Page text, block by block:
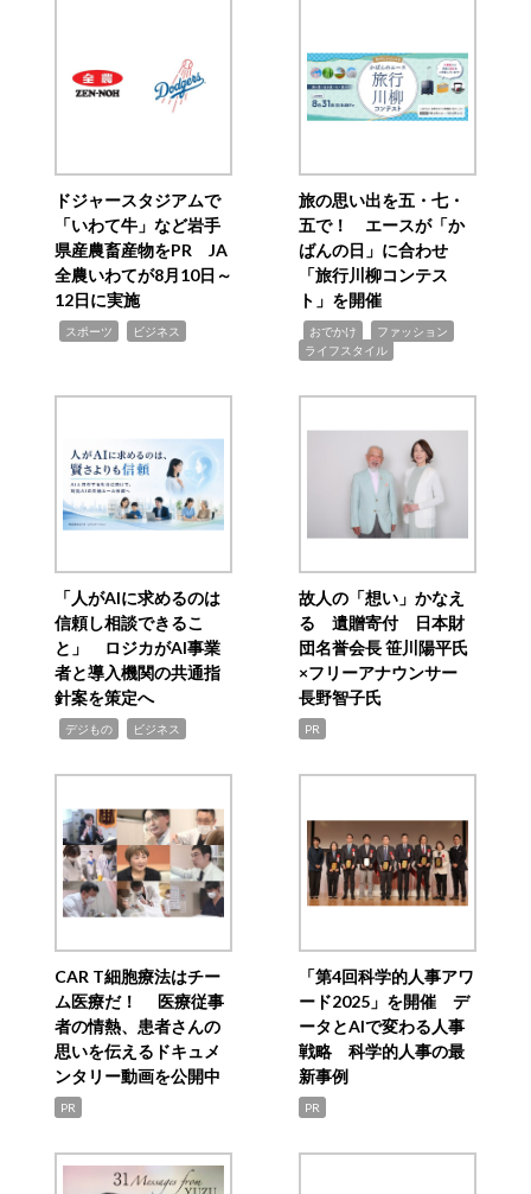
ドジャースタジアムで
「いわて牛」など岩手
県産農畜産物をPR JA
全農いわてが8月10日～
12日に実施
スポーツ ビジネス
旅の思い出を五・七・
五で！ エースが「か
ばんの日」に合わせ
「旅行川柳コンテス
ト」を開催
おでかけ ファッション
ライフスタイル
「人がAIに求めるのは
信頼し相談できるこ
と」 ロジカがAI事業
者と導入機関の共通指
針案を策定へ
デジもの ビジネス
故人の「想い」かなえ
る 遺贈寄付 日本財
団名誉会長 笹川陽平氏
×フリーアナウンサー
長野智子氏
PR
CAR T細胞療法はチー
ム医療だ！ 医療従事
者の情熱、患者さんの
思いを伝えるドキュメ
ンタリー動画を公開中
PR
「第4回科学的人事アワ
ード2025」を開催 デ
ータとAIで変わる人事
戦略 科学的人事の最
新事例
PR